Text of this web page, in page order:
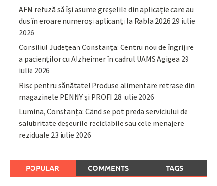
AFM refuză să își asume greșelile din aplicație care au
dus în eroare numeroși aplicanți la Rabla 2026 29 iulie
2026
Consiliul Județean Constanța: Centru nou de îngrijire
a pacienților cu Alzheimer în cadrul UAMS Agigea 29
iulie 2026
Risc pentru sănătate! Produse alimentare retrase din
magazinele PENNY și PROFI 28 iulie 2026
Lumina, Constanța: Când se pot preda serviciului de
salubritate deșeurile reciclabile sau cele menajere
reziduale 23 iulie 2026
POPULAR COMMENTS TAGS